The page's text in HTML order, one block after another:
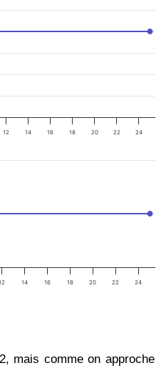
12 14 16 18 20 22 24
14 16 18 20 22 24
mais comme on approche